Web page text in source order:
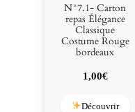
N°7.1- Carton
repas Élégance
Classique
Costume Rouge
bordeaux
1,00€
Découvrir